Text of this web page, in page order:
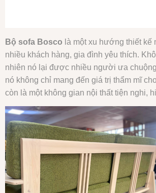
Bộ sofa Bosco là một xu hướng thiết kế
nhiều khách hàng, gia đình yêu thích.
nhiên nó lại được nhiều người ưa
nó không chỉ mang đến giá trị thẩm mĩ
còn là một không gian nội thất tiện nghi,